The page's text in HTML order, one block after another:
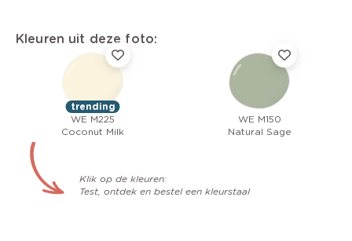
Kleuren uit deze foto:
trending
WE M225
Coconut Milk
WE M150
Natural Sage
Klik op de kleuren:
Test, ontdek en bestel een kleurstaal